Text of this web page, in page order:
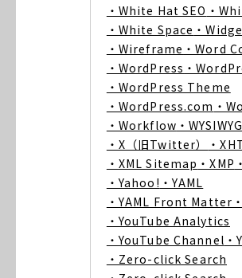
・White Hat SEO ・
・White Space ・
・Wireframe ・Word
・WordPress ・
・WordPress Theme
・WordPress.com ・
・Workflow ・WYSIWYG
・X（旧Twitter）
・
・XML Sitemap ・XMP
・Yahoo! ・YAML
・YAML Front Matter
・YouTube Analytics
・YouTube Channel
・Zero-click Search